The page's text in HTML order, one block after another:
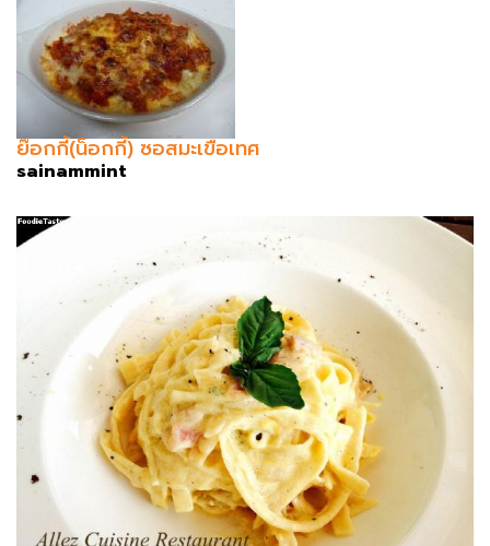
ย๊อกกี้(น็อกกี้) ซอสมะเขือเทศ
sainammint